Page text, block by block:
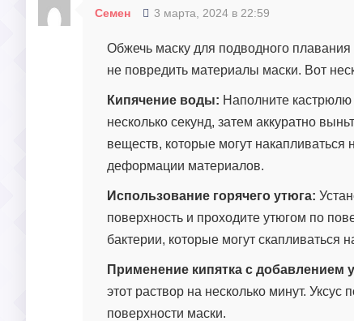
Семен 3 марта, 2024 в 22:59
Обжечь маску для подводного
не повредить материалы маски. Вот
Кипячение воды: Наполните
несколько секунд, затем аккуратно
веществ, которые могут накапливаться
деформации материалов.
Использование горячего утюга:
поверхность и проходите утюгом по
бактерии, которые могут скапливаться
Применение кипятка с добавлением
этот раствор на несколько минут. Уксус
поверхности маски.